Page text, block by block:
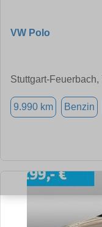
VW Polo
Stuttgart-Feuerbach,
9.990 km Benzin